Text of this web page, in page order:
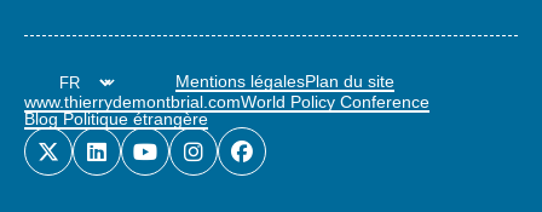
Mentions légalesPlan du site
www.thierrydemontbrial.comWorld Policy Conference
Blog Politique étrangère